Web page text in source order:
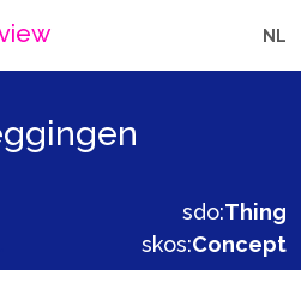
NL
sdo:Thing
skos:Concept